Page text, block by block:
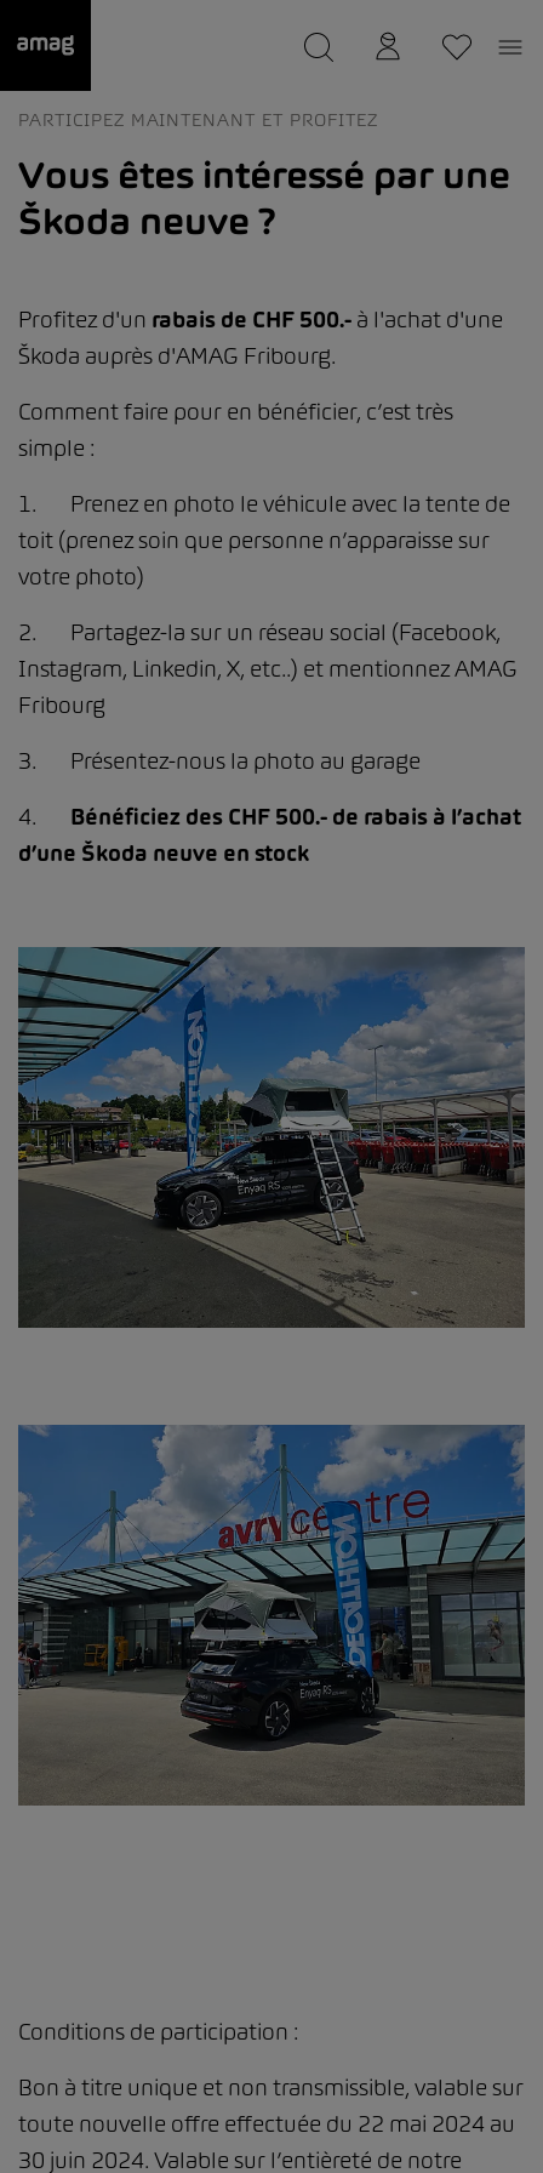
PARTICIPEZ MAINTENANT ET PROFITEZ
Vous êtes intéressé par une
Škoda neuve ?
Profitez d'un rabais de CHF 500.- à l'achat d'une
Škoda auprès d'AMAG Fribourg.
Comment faire pour en bénéficier, c’est très
simple :
1. Prenez en photo le véhicule avec la tente de
toit (prenez soin que personne n’apparaisse sur
votre photo)
2. Partagez-la sur un réseau social (Facebook,
Instagram, Linkedin, X, etc..) et mentionnez AMAG
Fribourg
3. Présentez-nous la photo au garage
4. Bénéficiez des CHF 500.- de rabais à l’achat
d’une Škoda neuve en stock
Conditions de participation :
Bon à titre unique et non transmissible, valable sur
toute nouvelle offre effectuée du 22 mai 2024 au
30 juin 2024. Valable sur l’entièreté de notre